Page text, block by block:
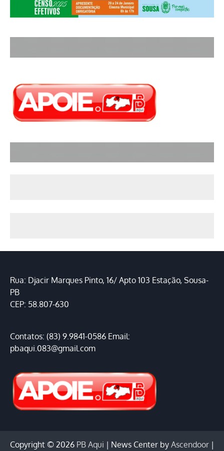
Rua: Djacir Marques Pinto, 16/ Apto 103 Estação, Sousa-
PB
CEP: 58.807-630
Contatos: (83) 9.9841-0586 Email:
pbaqui.083@gmail.com
Copyright © 2026 PB Aqui | News Center by Ascendoor |